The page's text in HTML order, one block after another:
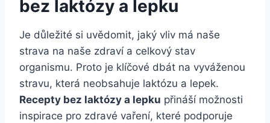
bez laktózy a lepku
Je důležité si uvědomit, jaký vliv má naše
strava na naše zdraví a celkový stav
organismu. Proto je klíčové dbát na vyváženou
stravu, která neobsahuje laktózu a lepek.
Recepty bez laktózy a lepku přináší možnosti
inspirace pro zdravé vaření, které podporuje